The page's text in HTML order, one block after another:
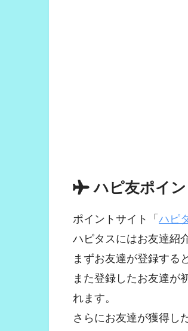
ハピ友ポイ
ポイントサイト「 ハピ
ハピタスにはお友達紹
まずお友達が登録する
また登録したお友達が
れます。
さらにお友達が獲得し